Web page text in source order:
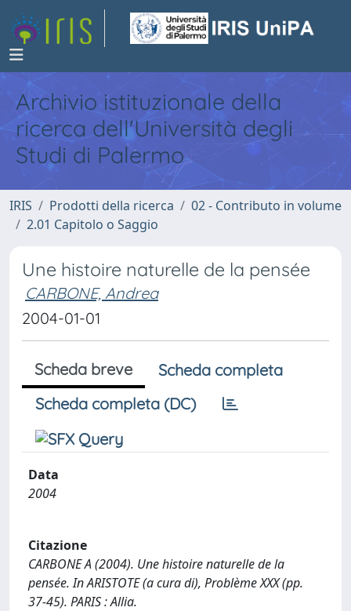
Archivio istituzionale della
ricerca dell'Università degli
Studi di Palermo
IRIS Prodotti della ricerca
02 - Contributo in volume
2.01 Capitolo o Saggio
Une histoire naturelle de la pensée
CARBONE, Andrea
2004-01-01
Scheda breve
Scheda completa
Scheda completa (DC)
Data
2004
Citazione
CARBONE A (2004). Une histoire naturelle de la
pensée. In ARISTOTE (a cura di), Problème XXX (pp.
37-45). PARIS : Allia.